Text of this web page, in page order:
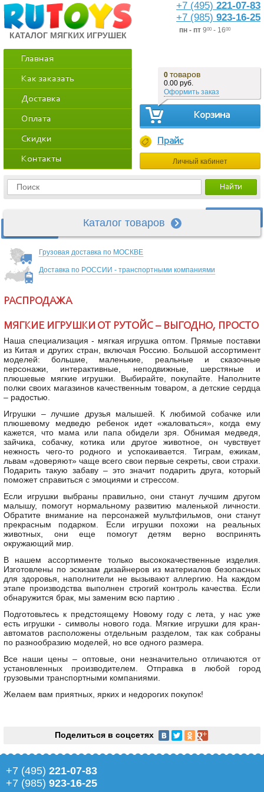
КАТАЛОГ МЯГКИХ ИГРУШЕК
+7 (495) 221-07-83
+7 (985) 923-16-25
пн - пт 900 - 1600
Прайс
0 товаров
0.00 руб.
Оформить заказ
Главная
Как заказать
Доставка
Оплата
Скидки
Контакты
Корзина
Личный кабинет
Каталог товаров
Грузовая доставка по МОСКВЕ
Доставка по РОССИИ - транспортными компаниями
РАСПРОДАЖА
МЯГКИЕ ИГРУШКИ ОТ РУТОЙС – ВЫГОДНО, ПРОСТО
Наша специализация - мягкая игрушка оптом. Прямые поставки
из Китая и других стран, включая Россию. Большой ассортимент
моделей: большие, маленькие, реальные и сказочные
персонажи, интерактивные, неподвижные, шерстяные и
плюшевые мягкие игрушки. Выбирайте, покупайте. Наполните
полки своих магазинов качественным товаром, а детские сердца
– радостью.
Игрушки – лучшие друзья малышей. К любимой собачке или
плюшевому медведю ребенок идет «жаловаться», когда ему
кажется, что мама или папа обидели зря. Обнимая медведя,
зайчика, собачку, котика или другое животное, он чувствует
нежность чего-то родного и успокаивается. Тиграм, ежикам,
львам «доверяют» чаще всего свои первые секреты, свои страхи.
Подарить такую забаву – это значит подарить друга, который
поможет справиться с эмоциями и стрессом.
Если игрушки выбраны правильно, они станут лучшим другом
малышу, помогут нормальному развитию маленькой личности.
Обратите внимание на персонажей мультфильмов, они станут
прекрасным подарком. Если игрушки похожи на реальных
животных, они еще помогут детям верно воспринять
окружающий мир.
В нашем ассортименте только высококачественные изделия.
Изготовлены по эскизам дизайнеров из материалов безопасных
для здоровья, наполнители не вызывают аллергию. На каждом
этапе производства выполнен строгий контроль качества. Если
обнаружится брак, мы заменим всю партию .
Подготовьтесь к предстоящему Новому году с лета, у нас уже
есть игрушки - символы нового года. Мягкие игрушки для кран-
автоматов расположены отдельным разделом, так как собраны
по разнообразию моделей, но все одного размера.
Все наши цены – оптовые, они незначительно отличаются от
установленных производителем. Отправка в любой город
грузовыми транспортными компаниями.
Желаем вам приятных, ярких и недорогих покупок!
Поделиться в соцсетях
+7 (495) 221-07-83
+7 (985) 923-16-25